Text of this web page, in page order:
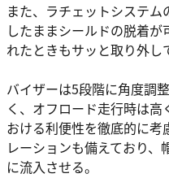
また、ラチェットシステ
したままシールドの脱着
れたときもサッと取り外し
バイザーは5段階に角度調
く、オフロード走行時は
おける利便性を徹底的に
レーションも備えており
に流入させる。